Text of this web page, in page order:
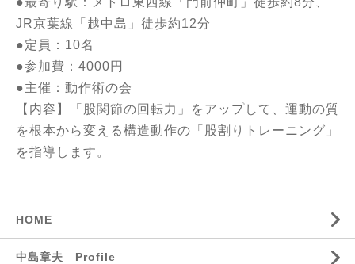
JR京葉線「越中島」徒歩約12分
●定員：10名
●参加費：4000円
●主催：動作術の会
【内容】「股関節の回転力」をアップして、運動の質
を根本から変える構造動作の「股割りトレーニング」
を指導します。
HOME
中島章夫 Profile